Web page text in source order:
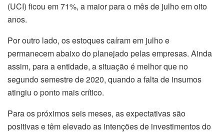
(UCI) ficou em 71%, a maior para o mês de julho em oito
anos.
Por outro lado, os estoques caíram em julho e
permanecem abaixo do planejado pelas empresas. Ainda
assim, para a entidade, a situação é melhor que no
segundo semestre de 2020, quando a falta de insumos
atingiu o ponto mais crítico.
Para os próximos seis meses, as expectativas são
positivas e têm elevado as intenções de investimentos do